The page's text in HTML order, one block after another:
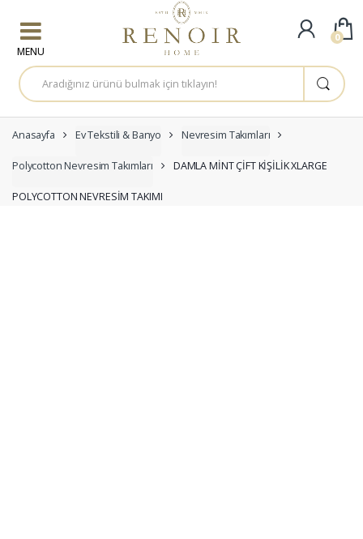
A
r
a
a
:
Anasayfa Ev Tekstili & Banyo Nevresim Takımları
Polycotton Nevresim Takımları DAMLA MİNT ÇİFT KİŞİLİK XLARGE
POLYCOTTON NEVRESİM TAKIMI
0